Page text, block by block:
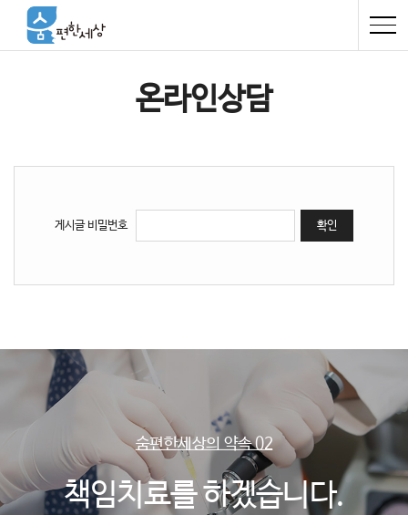
온라인상담
게시글 비밀번호 확인
숨편한세상의 약속 02
책임치료를 하겠습니다.